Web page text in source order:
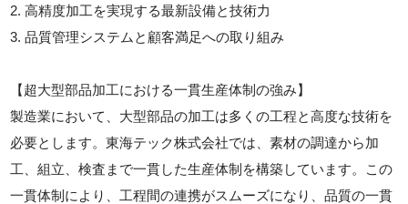
2. 高精度加工を実現する最新設備と技術力
3. 品質管理システムと顧客満足への取り組み
【超大型部品加工における一貫生産体制の強み】
製造業において、大型部品の加工は多くの工程と高度な技術を
必要とします。東海テック株式会社では、素材の調達から加
工、組立、検査まで一貫した生産体制を構築しています。この
一貫体制により、工程間の連携がスムーズになり、品質の一貫